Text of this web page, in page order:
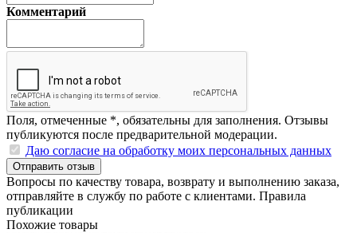
Комментарий
Поля, отмеченные *, обязательны для заполнения. Отзывы
публикуются после предварительной модерации.
Даю согласие на обработку моих персональных данных
Отправить отзыв
Вопросы по качеству товара, возврату и выполнению заказа,
отправляйте в службу по работе с клиентами. Правила
публикации
Похожие товары